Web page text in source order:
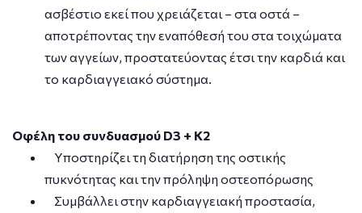
ασβέστιο εκεί που χρειάζεται – στα οστά –
αποτρέποντας την εναπόθεσή του στα τοιχώματα
των αγγείων, προστατεύοντας έτσι την καρδιά και
το καρδιαγγειακό σύστημα.
Οφέλη του συνδυασμού D3 + K2
Υποστηρίζει τη διατήρηση της οστικής
πυκνότητας και την πρόληψη οστεοπόρωσης
Συμβάλλει στην καρδιαγγειακή προστασία,